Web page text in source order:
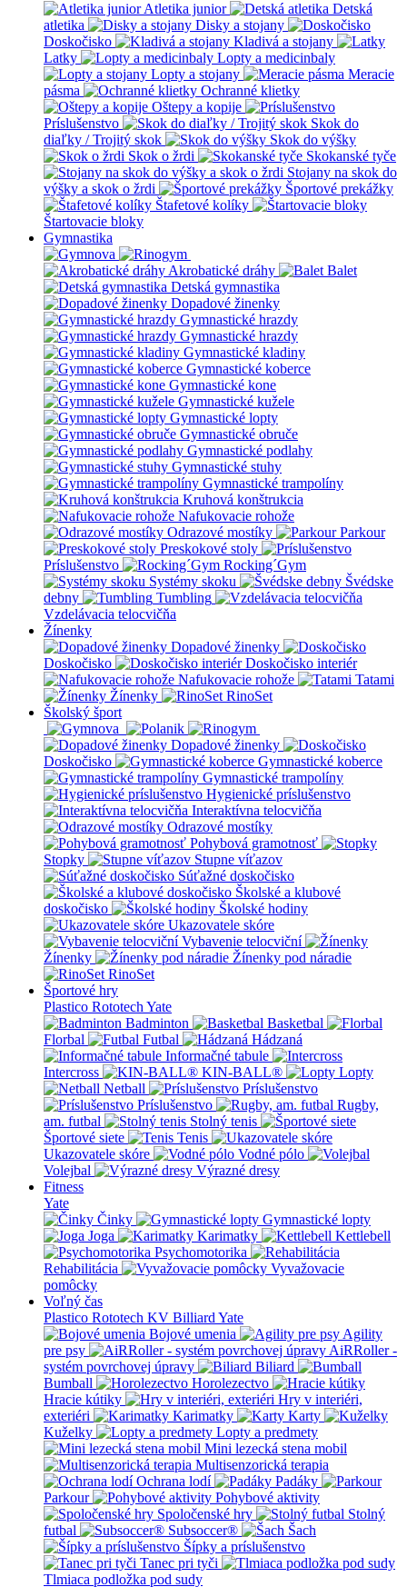
Atletika junior
Detská
atletika
Disky a stojany
Doskočisko
Kladivá a stojany
Latky
Lopty a medicinbaly
Lopty a stojany
Meracie
pásma
Ochranné klietky
Oštepy a kopije
Príslušenstvo
Skok do
diaľky / Trojitý skok
Skok do výšky
Skok o žrdi
Skokanské tyče
Stojany na skok do
výšky a skok o žrdi
Športové prekážky
Štafetové kolíky
Štartovacie bloky
Gymnastika
Akrobatické dráhy
Balet
Detská gymnastika
Dopadové žinenky
Gymnastické hrazdy
Gymnastické hrazdy
Gymnastické kladiny
Gymnastické koberce
Gymnastické kone
Gymnastické kužele
Gymnastické lopty
Gymnastické obruče
Gymnastické podlahy
Gymnastické stuhy
Gymnastické trampolíny
Kruhová konštrukcia
Nafukovacie rohože
Odrazové mostíky
Parkour
Preskokové stoly
Príslušenstvo
Rocking´Gym
Systémy skoku
Švédske
debny
Tumbling
Vzdelávacia telocvičňa
Žínenky
Dopadové žinenky
Doskočisko
Doskočisko interiér
Nafukovacie rohože
Tatami
Žínenky
RinoSet
Školský šport
Dopadové žinenky
Doskočisko
Gymnastické koberce
Gymnastické trampolíny
Hygienické príslušenstvo
Interaktívna telocvičňa
Odrazové mostíky
Pohybová gramotnosť
Stopky
Stupne víťazov
Súťažné doskočisko
Školské a klubové
doskočisko
Školské hodiny
Ukazovatele skóre
Vybavenie telocviční
Žínenky
Žínenky pod náradie
RinoSet
Športové hry
Plastico Rototech Yate
Badminton
Basketbal
Florbal
Futbal
Hádzaná
Informačné tabule
Intercross
KIN-BALL®
Lopty
Netball
Príslušenstvo
Príslušenstvo
Rugby,
am. futbal
Stolný tenis
Športové siete
Tenis
Ukazovatele skóre
Vodné pólo
Volejbal
Výrazné dresy
Fitness
Yate
Činky
Gymnastické lopty
Joga
Karimatky
Kettlebell
Psychomotorika
Rehabilitácia
Vyvažovacie
pomôcky
Voľný čas
Plastico Rototech KV Billiard Yate
Bojové umenia
Agility
pre psy
AiRRoller -
systém povrchovej úpravy
Biliard
Bumball
Horolezectvo
Hracie kútiky
Hry v interiéri,
exteriéri
Karimatky
Karty
Kuželky
Lopty a predmety
Mini lezecká stena mobil
Multisenzorická terapia
Ochrana lodí
Padáky
Parkour
Pohybové aktivity
Spoločenské hry
Stolný
futbal
Subsoccer®
Šach
Šípky a príslušenstvo
Tanec pri tyči
Tlmiaca podložka pod sudy